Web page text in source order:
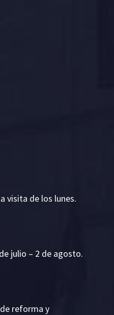
visita de los lunes.
julio – 2 de agosto.
reforma y